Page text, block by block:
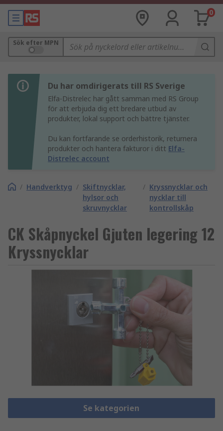
0
Sök efter MPN
Du har omdirigerats till RS Sverige
Elfa-Distrelec har gått samman med RS Group
för att erbjuda dig ett bredare utbud av
produkter, lokal support och bättre tjänster.
Du kan fortfarande se orderhistorik, returnera
produkter och hantera fakturor i ditt Elfa-
Distrelec account
/ Handverktyg / Skiftnycklar,
hylsor och
skruvnycklar
/ Kryssnycklar och
nycklar till
kontrollskåp
CK Skåpnyckel Gjuten legering 12
Kryssnycklar
Se kategorien